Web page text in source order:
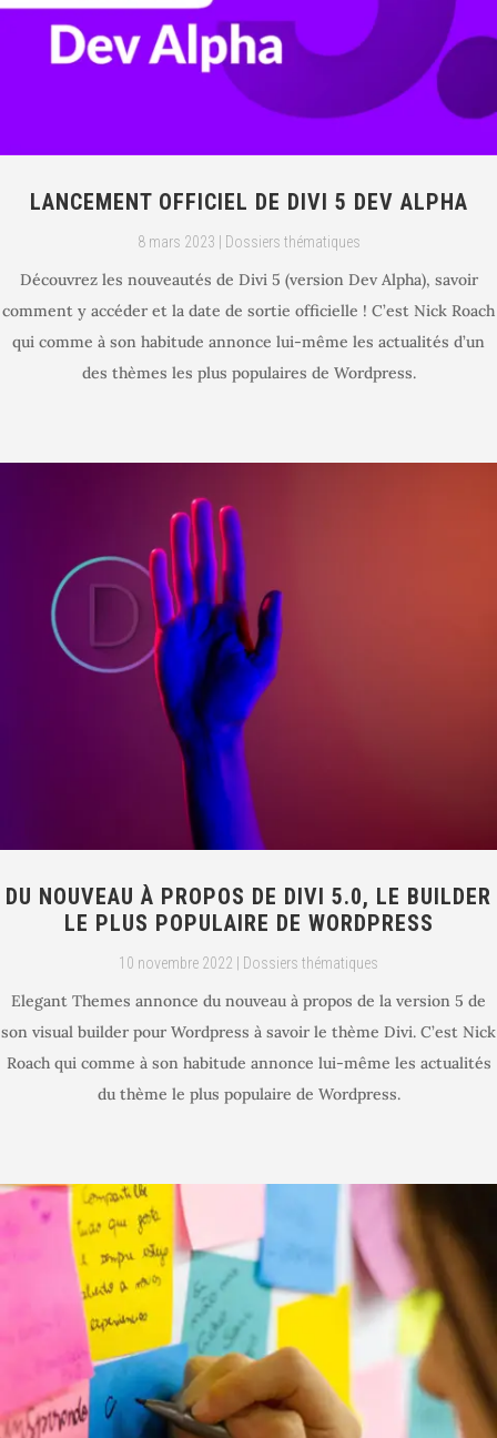
LANCEMENT OFFICIEL DE DIVI 5 DEV ALPHA
8 mars 2023 Dossiers thématiques
Découvrez les nouveautés de Divi 5 (version Dev Alpha), savoir
comment y accéder et la date de sortie officielle ! C’est Nick Roach
qui comme à son habitude annonce lui-même les actualités d’un
des thèmes les plus populaires de Wordpress.
DU NOUVEAU À PROPOS DE DIVI 5.0, LE BUILDER
LE PLUS POPULAIRE DE WORDPRESS
10 novembre 2022 Dossiers thématiques
Elegant Themes annonce du nouveau à propos de la version 5 de
son visual builder pour Wordpress à savoir le thème Divi. C’est Nick
Roach qui comme à son habitude annonce lui-même les actualités
du thème le plus populaire de Wordpress.